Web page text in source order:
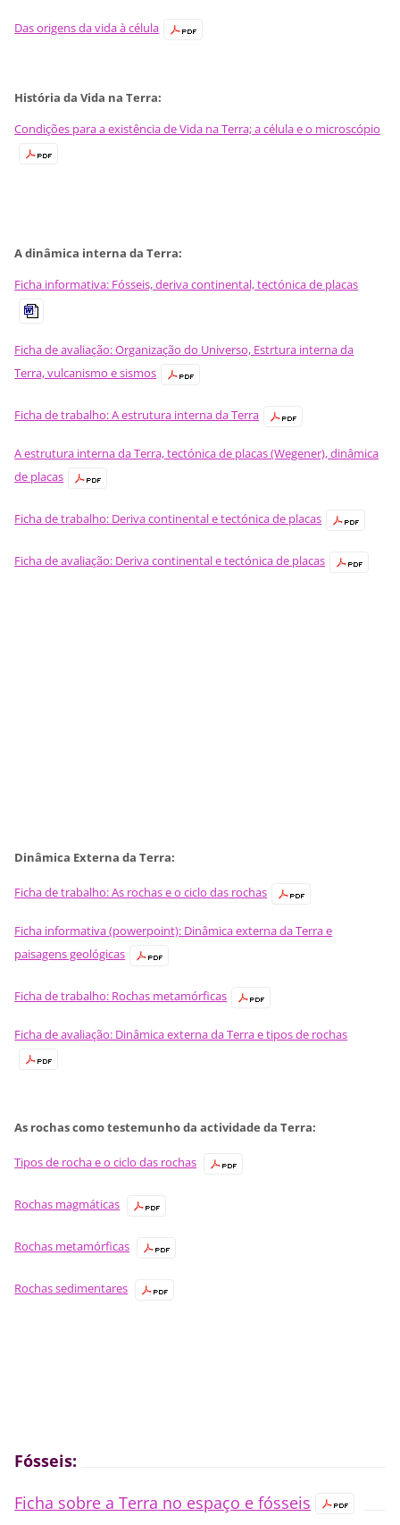
Das origens da vida à célula
História da Vida na Terra:
Condições para a existência de Vida na Terra; a célula e o microscópio
A dinâmica interna da Terra:
Ficha informativa: Fósseis, deriva continental, tectónica de placas
Ficha de avaliação: Organização do Universo, Estrtura interna da
Terra, vulcanismo e sismos
Ficha de trabalho: A estrutura interna da Terra
A estrutura interna da Terra, tectónica de placas (Wegener), dinâmica
de placas
Ficha de trabalho: Deriva continental e tectónica de placas
Ficha de avaliação: Deriva continental e tectónica de placas
Dinâmica Externa da Terra:
Ficha de trabalho: As rochas e o ciclo das rochas
Ficha informativa (powerpoint): Dinâmica externa da Terra e
paisagens geológicas
Ficha de trabalho: Rochas metamórficas
Ficha de avaliação: Dinâmica externa da Terra e tipos de rochas
As rochas como testemunho da actividade da Terra:
Tipos de rocha e o ciclo das rochas
Rochas magmáticas
Rochas metamórficas
Rochas sedimentares
Fósseis:
Ficha sobre a Terra no espaço e fósseis